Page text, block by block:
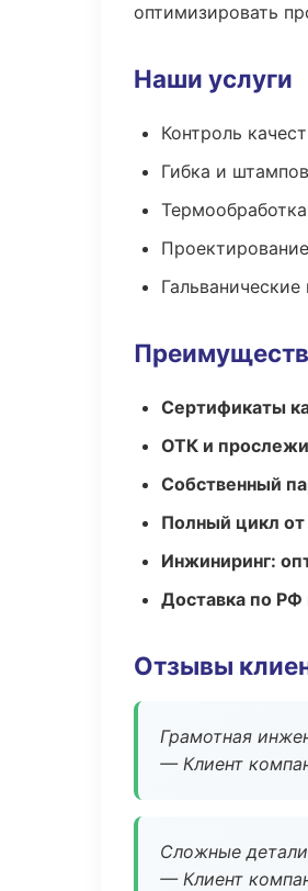
оптимизировать
Наши услуги
Контроль
Гибка и
Сертификаты
ОТК и
Собственный
Полный цикл от
Инжиниринг:
Доставка по РФ
Отзывы
Грамотная
— Клиент
Сложные
— Клиент